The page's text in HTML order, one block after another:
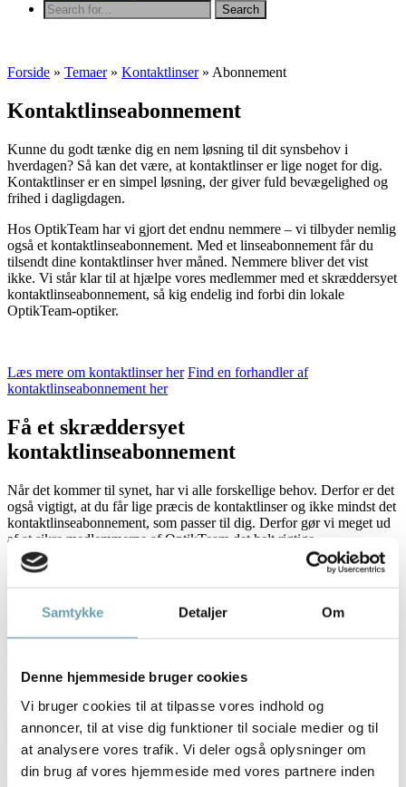
Samtykke Detaljer Om
Denne hjemmeside bruger cookies
Vi bruger cookies til at tilpasse vores indhold og
annoncer, til at vise dig funktioner til sociale medier og til
at analysere vores trafik. Vi deler også oplysninger om
din brug af vores hjemmeside med vores partnere inden
Forside » Temaer» Kontaktlinser» Abonnement
Kontaktlinseabonnement
Kunne du godt tænke dig en nem løsning til dit synsbehov i
hverdagen? Så kan det være, at kontaktlinser er lige noget for dig.
Kontaktlinser er en simpel løsning, der giver fuld bevægelighed og
frihed i dagligdagen.
Hos OptikTeam har vi gjort det endnu nemmere – vi tilbyder nemlig
også et kontaktlinseabonnement. Med et linseabonnement får du
tilsendt dine kontaktlinser hver måned. Nemmere bliver det vist
ikke. Vi står klar til at hjælpe vores medlemmer med et skræddersyet
kontaktlinseabonnement, så kig endelig ind forbi din lokale
OptikTeam-optiker.
Læs mere om kontaktlinser her Find en forhandler af
kontaktlinseabonnement her
Få et skræddersyet
kontaktlinseabonnement
Når det kommer til synet, har vi alle forskellige behov. Derfor er det
også vigtigt, at du får lige præcis de kontaktlinser og ikke mindst det
kontaktlinseabonnement, som passer til dig. Derfor gør vi meget ud
af at sikre medlemmerne af OptikTeam det helt rigtige
kontaktlinseabonnement, der er skræddersyet til lige netop dig og dit
synsbehov. Vi tilbyder linseabonnementer, der passer til ethvert
behov og enhver livsstil, uanset hvad du måtte have af ønsker til dit
kontaktlinseabonnement.
Vi har et stort udvalg af linser, som du har mulighed for at få
kontaktlinseabonnement. Er dit syn begyndt at ændre sig? Eller
oplever du, at du om aftenen er nødt til at tage dine linser ud, fordi
dine øjne ikke kan holde til at have dem i hele dagen? Uanset din
situation kan du hos OptikTeam altid tilpasse dit
kontaktlinseabonnement til dine aktuelle behov, så du kan nyde din
fulde frihed og ikke mindst en unik fleksibilitet i dit
kontaktlinseabonnement.